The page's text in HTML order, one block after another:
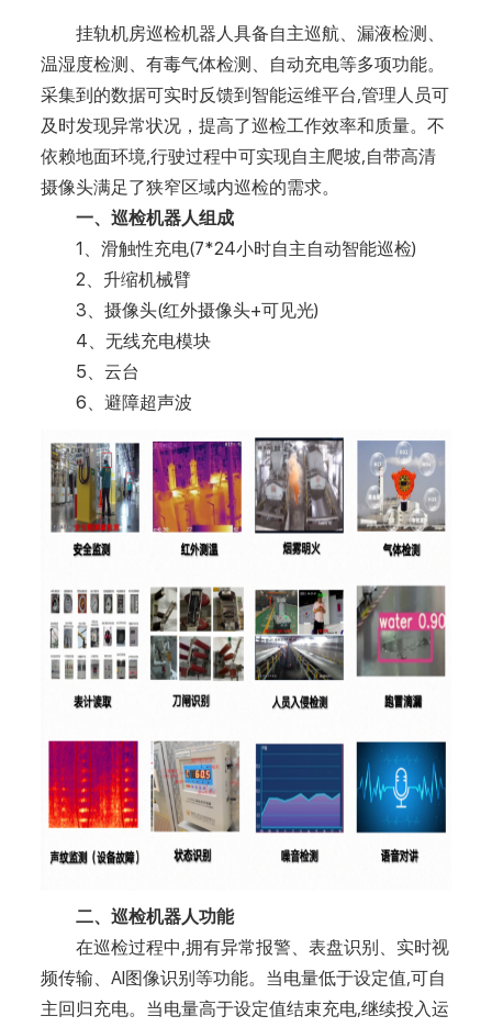
挂轨机房巡检机器人具备自主巡航、漏液检测、
温湿度检测、有毒气体检测、自动充电等多项功能。
采集到的数据可实时反馈到智能运维平台,管理人员可
及时发现异常状况，提高了巡检工作效率和质量。不
依赖地面环境,行驶过程中可实现自主爬坡,自带高清
摄像头满足了狭窄区域内巡检的需求。
一、巡检机器人组成
1、滑触性充电(7*24小时自主自动智能巡检)
2、升缩机械臂
3、摄像头(红外摄像头+可见光)
4、无线充电模块
5、云台
6、避障超声波
二、巡检机器人功能
在巡检过程中,拥有异常报警、表盘识别、实时视
频传输、AI图像识别等功能。当电量低于设定值,可自
主回归充电。当电量高于设定值结束充电,继续投入运